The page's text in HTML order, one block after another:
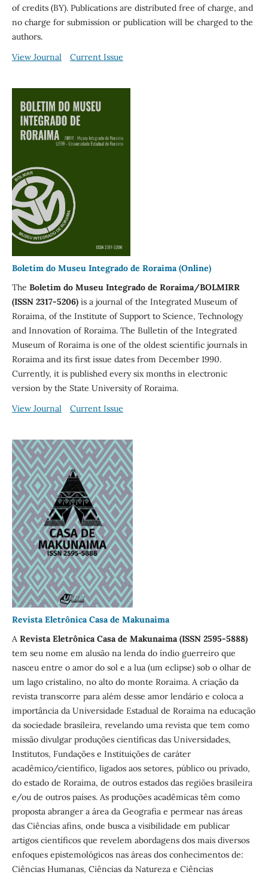
of credits (BY). Publications are distributed free of charge, and
no charge for submission or publication will be charged to the
authors.
View Journal
Current Issue
Boletim do Museu Integrado de Roraima (Online)
The Boletim do Museu Integrado de Roraima/BOLMIRR
(ISSN 2317-5206)is a journal of the Integrated Museum of
Roraima, of the Institute of Support to Science, Technology
and Innovation of Roraima. The Bulletin of the Integrated
Museum of Roraima is one of the oldest scientific journals in
Roraima and its first issue dates from December 1990.
Currently, it is published every six months in electronic
version by the State University of Roraima.
View Journal
Current Issue
Revista Eletrônica Casa de Makunaima
A Revista Eletrônica Casa de Makunaima (ISSN 2595-5888)
tem seu nome em alusão na lenda do índio guerreiro que
nasceu entre o amor do sol e a lua (um eclipse) sob o olhar de
um lago cristalino, no alto do monte Roraima. A criação da
revista transcorre para além desse amor lendário e coloca a
importância da Universidade Estadual de Roraima na educação
da sociedade brasileira, revelando uma revista que tem como
missão divulgar produções científicas das Universidades,
Institutos, Fundações e Instituições de caráter
acadêmico/científico, ligados aos setores, público ou privado,
do estado de Roraima, de outros estados das regiões brasileira
e/ou de outros países. As produções acadêmicas têm como
proposta abranger a área da Geografia e permear nas áreas
das Ciências afins, onde busca a visibilidade em publicar
artigos científicos que revelem abordagens dos mais diversos
enfoques epistemológicos nas áreas dos conhecimentos de:
Ciências Humanas, Ciências da Natureza e Ciências